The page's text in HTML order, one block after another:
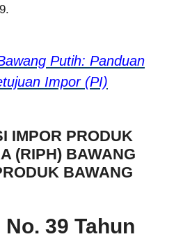
Putih: Panduan
Impor (PI)
IMPOR PRODUK
(RIPH) BAWANG
BAWANG
39 Tahun